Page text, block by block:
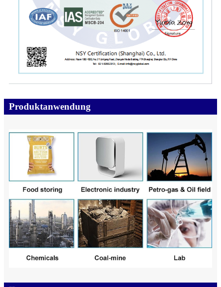
Produktanwendung